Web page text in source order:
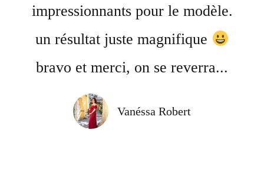
impressionnants pour le modèle.
un résultat juste magnifique
bravo et merci, on se reverra...
Vanéssa Robert